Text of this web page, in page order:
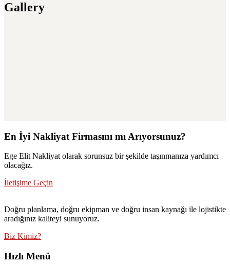
Gallery
En İyi Nakliyat Firmasını mı Arıyorsunuz?
Ege Elit Nakliyat olarak sorunsuz bir şekilde taşınmanıza yardımcı
olacağız.
İletişime Geçin
Doğru planlama, doğru ekipman ve doğru insan kaynağı ile lojistikte
aradığınız kaliteyi sunuyoruz.
Biz Kimiz?
Hızlı Menü